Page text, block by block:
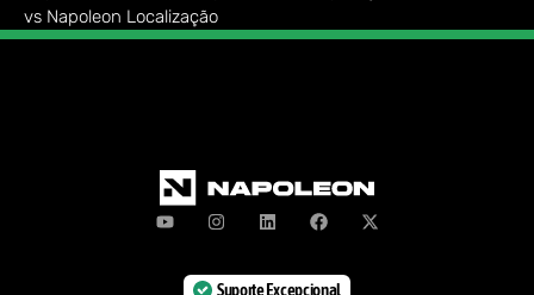
vs Napoleon Localização
Suporte Excepcional